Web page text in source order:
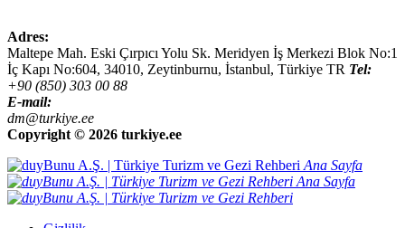
Adres:
Maltepe Mah. Eski Çırpıcı Yolu Sk. Meridyen İş Merkezi Blok No:1
İç Kapı No:604, 34010, Zeytinburnu, İstanbul, Türkiye TR Tel:
+90 (850) 303 00 88
E-mail:
dm@turkiye.ee
Copyright © 2026 turkiye.ee
Ana Sayfa
Ana Sayfa